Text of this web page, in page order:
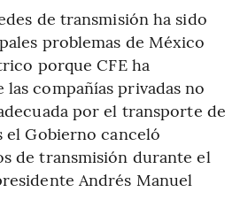
de transmisión ha sido
problemas de México
porque CFE ha
compañías privadas no
por el transporte de
el Gobierno canceló
de transmisión durante el
Andrés Manuel